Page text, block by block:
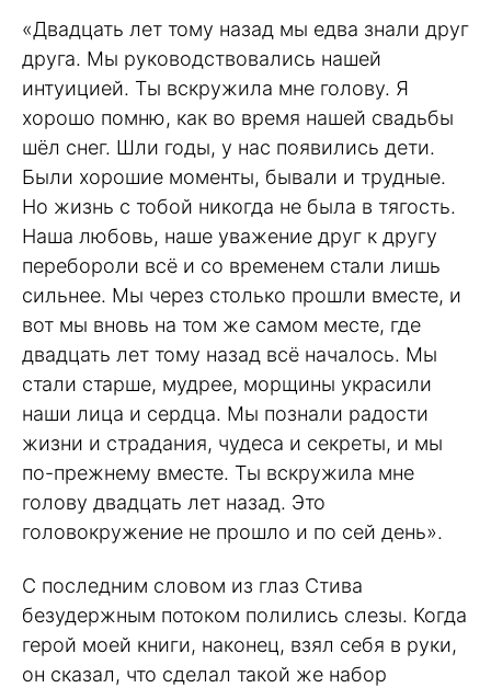
«Двадцать лет тому назад мы едва знали друг
друга. Мы руководствовались нашей
интуицией. Ты вскружила мне голову. Я
хорошо помню, как во время нашей свадьбы
шёл снег. Шли годы, у нас появились дети.
Были хорошие моменты, бывали и трудные.
Но жизнь с тобой никогда не была в тягость.
Наша любовь, наше уважение друг к другу
перебороли всё и со временем стали лишь
сильнее. Мы через столько прошли вместе, и
вот мы вновь на том же самом месте, где
двадцать лет тому назад всё началось. Мы
стали старше, мудрее, морщины украсили
наши лица и сердца. Мы познали радости
жизни и страдания, чудеса и секреты, и мы
по-прежнему вместе. Ты вскружила мне
голову двадцать лет назад. Это
головокружение не прошло и по сей день».
С последним словом из глаз Стива
безудержным потоком полились слезы. Когда
герой моей книги, наконец, взял себя в руки,
он сказал, что сделал такой же набор